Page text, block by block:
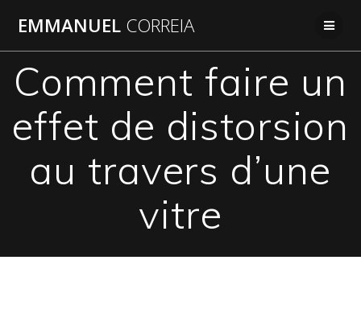
au
EMMANUEL CORREIA
Comment faire un
effet de distorsion
au travers d’une
vitre